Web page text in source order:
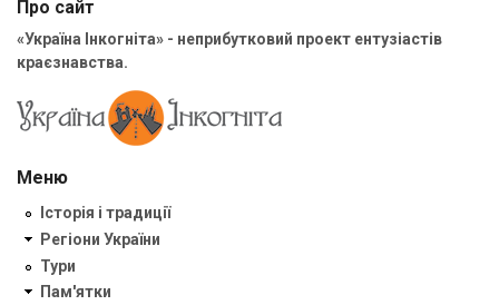
Про сайт
«Україна Інкогніта» - неприбутковий проект ентузіастів
краєзнавства.
Меню
Історія і традиції
Регіони України
Тури
Пам'ятки